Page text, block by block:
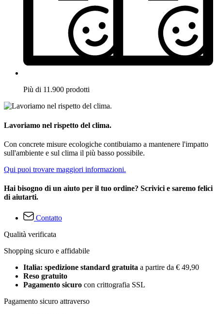
Più di 11.900 prodotti
Lavoriamo nel rispetto del clima.
Con concrete misure ecologiche contibuiamo a mantenere l'impatto
sull'ambiente e sul clima il più basso possibile.
Qui puoi trovare maggiori informazioni.
Hai bisogno di un aiuto per il tuo ordine? Scrivici e saremo felici
di aiutarti.
Contatto
Qualità verificata
Shopping sicuro e affidabile
Italia: spedizione standard gratuita a partire da € 49,90
Reso gratuito
Pagamento sicuro con crittografia SSL
Pagamento sicuro attraverso